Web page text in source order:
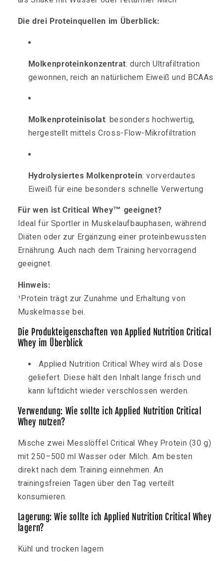
Die drei Proteinquellen im Überblick:
Molkenproteinkonzentrat: durch Ultrafiltration
gewonnen, reich an natürlichem Eiweiß und BCAAs
Molkenproteinisolat: besonders hochwertig,
hergestellt mittels Cross-Flow-Mikrofiltration
Hydrolysiertes Molkenprotein: vorverdautes
Eiweiß für eine besonders schnelle Verwertung
Für wen ist Critical Whey™ geeignet?
Ideal für Sportler in Muskelaufbauphasen, während
Diäten oder zur Ergänzung einer proteinbewussten
Ernährung. Auch nach dem Training hervorragend
geeignet.
Hinweis:
¹Protein trägt zur Zunahme und Erhaltung von
Muskelmasse bei.
Die Produkteigenschaften von Applied Nutrition Critical
Whey im Überblick
Applied Nutrition Critical Whey wird als Dose
geliefert. Diese hält den Inhalt lange frisch und
kann luftdicht wieder verschlossen werden.
Verwendung: Wie sollte ich Applied Nutrition Critical
Whey nutzen?
Mische zwei Messlöffel Critical Whey Protein (30 g)
mit 250–500 ml Wasser oder Milch. Am besten
direkt nach dem Training einnehmen. An
trainingsfreien Tagen über den Tag verteilt
konsumieren.
Lagerung: Wie sollte ich Applied Nutrition Critical Whey
lagern?
Kühl und trocken lagern